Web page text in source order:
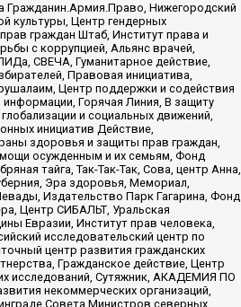
Гражданин.Армия.Право, Нижегородский
культуры, Центр гендерных
граждан Штаб, Институт права и
с коррупцией, Альянс врачей,
СВЕЧА, Гуманитарное действие,
Правовая инициатива,
Центр поддержки и содействия
Горячая Линия, В защиту
и социальных движений,
инициатив Действие,
здоровья и защиты прав граждан,
осужденным и их семьям, Фонд
тайга, Так-Так-Так, Сова, центр Анна,
Эра здоровья, Мемориал,
Издательство Парк Гагарина, Фонд
Центр СИБАЛЬТ, Уральская
Евразии, Институт прав человека,
исследовательский центр по
центр развития гражданских
Гражданское действие, Центр
исследований, Сутяжник, АКАДЕМИЯ ПО
некоммерческих организаций,
Совета Министров северных